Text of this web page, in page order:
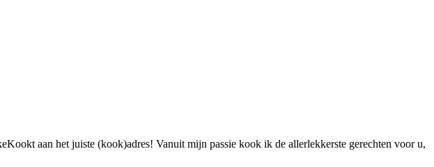
aan het juiste (kook)adres! Vanuit mijn passie kook ik de allerlekkerste gerechten voor u,